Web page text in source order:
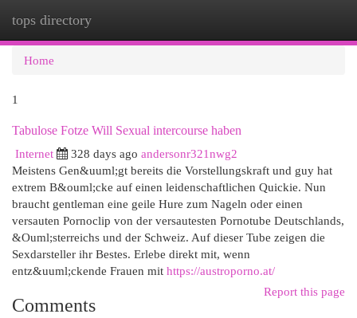
tops directory
Home
1
Tabulose Fotze Will Sexual intercourse haben
Internet
328 days ago andersonr321nwg2
Meistens Gen&uuml;gt bereits die Vorstellungskraft und guy hat
extrem B&ouml;cke auf einen leidenschaftlichen Quickie. Nun
braucht gentleman eine geile Hure zum Nageln oder einen
versauten Pornoclip von der versautesten Pornotube Deutschlands,
&Ouml;sterreichs und der Schweiz. Auf dieser Tube zeigen die
Sexdarsteller ihr Bestes. Erlebe direkt mit, wenn
entz&uuml;ckende Frauen mit https://austroporno.at/
Report this page
Comments